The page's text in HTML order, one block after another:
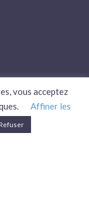
vous acceptez
Affiner les
Refuser